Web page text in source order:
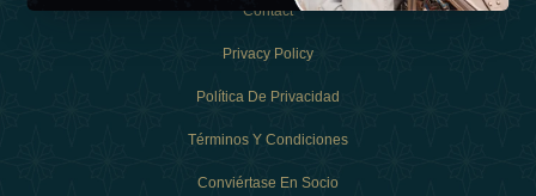
Contact
Privacy Policy
Política De Privacidad
Términos Y Condiciones
Conviértase En Socio